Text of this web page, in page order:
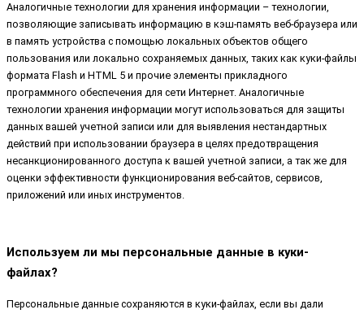
Аналогичные технологии для хранения информации – технологии,
позволяющие записывать информацию в кэш-память веб-браузера или
в память устройства с помощью локальных объектов общего
пользования или локально сохраняемых данных, таких как куки-файлы
формата Flash и HTML 5 и прочие элементы прикладного
программного обеспечения для сети Интернет. Аналогичные
технологии хранения информации могут использоваться для защиты
данных вашей учетной записи или для выявления нестандартных
действий при использовании браузера в целях предотвращения
несанкционированного доступа к вашей учетной записи, а так же для
оценки эффективности функционирования веб-сайтов, сервисов,
приложений или иных инструментов.
Используем ли мы персональные данные в куки-
файлах?
Персональные данные сохраняются в куки-файлах, если вы дали